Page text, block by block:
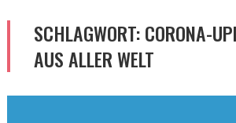
SCHLAGWORT:CORONA-
AUS ALLER WELT